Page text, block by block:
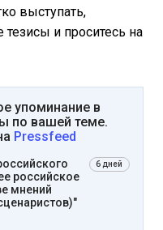
выступать,
и проситесь на
упоминание в
по вашей теме.
Pressfeed
российское
мнений
6 дней